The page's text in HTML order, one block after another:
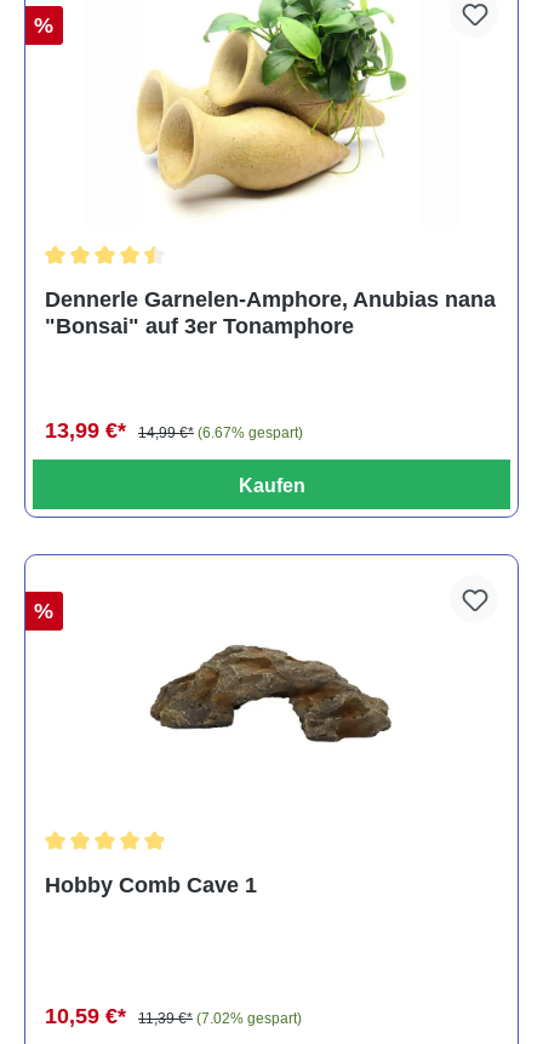
%
Dennerle Garnelen-Amphore, Anubias nana
"Bonsai" auf 3er Tonamphore
13,99 €* 14,99 €* (6.67% gespart)
Kaufen
%
Hobby Comb Cave 1
10,59 €* 11,39 €* (7.02% gespart)